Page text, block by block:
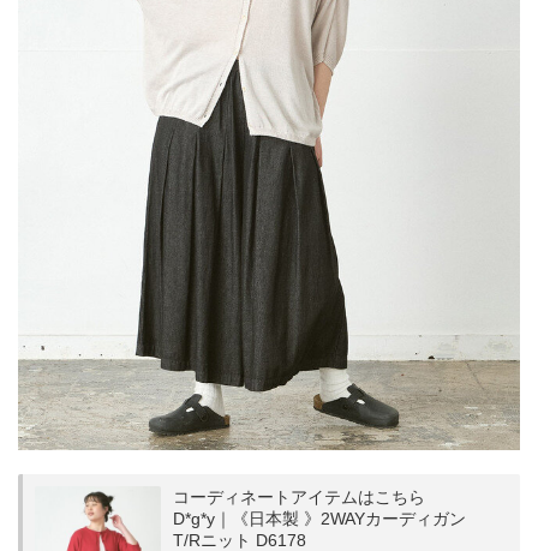
コーディネートアイテムはこちら
D*g*y｜《日本製 》2WAYカーディガン
T/Rニット D6178